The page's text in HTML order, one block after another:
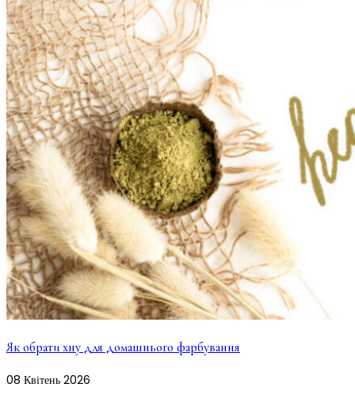
Як обрати хну для домашнього фарбування
08 Квітень 2026